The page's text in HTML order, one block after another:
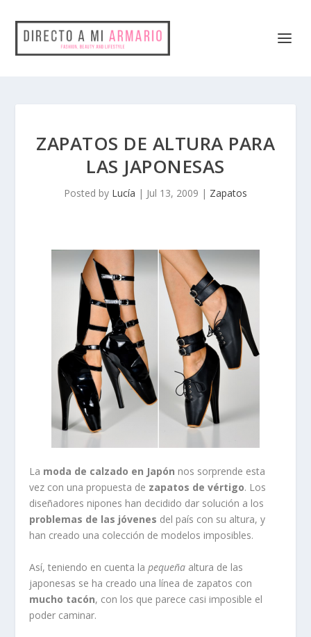
ZAPATOS DE ALTURA PARA
LAS JAPONESAS
Posted by Lucía | Jul 13, 2009 | Zapatos
La moda de calzado en Japón nos sorprende esta
vez con una propuesta de zapatos de vértigo. Los
diseñadores nipones han decidido dar solución a los
problemas de las jóvenes del país con su altura, y
han creado una colección de modelos imposibles.
Así, teniendo en cuenta lapequeña altura de las
japonesas se ha creado una línea de zapatos con
mucho tacón, con los que parece casi imposible el
poder caminar.